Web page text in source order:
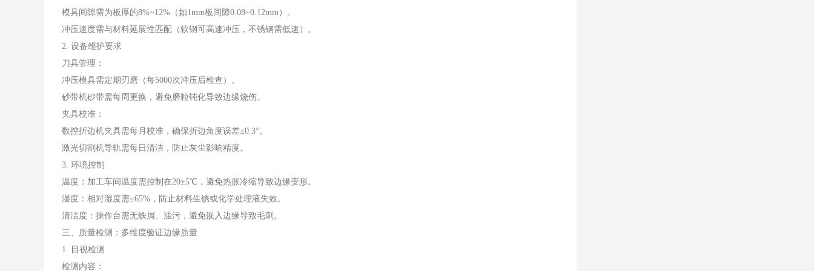
模具间隙需为板厚的8%~12%（如1mm板间隙0.08~0.12mm）。
冲压速度需与材料延展性匹配（软钢可高速冲压，不锈钢需低速）。
2. 设备维护要求
刀具管理：
冲压模具需定期刃磨（每5000次冲压后检查）。
砂带机砂带需每周更换，避免磨粒钝化导致边缘烧伤。
夹具校准：
数控折边机夹具需每月校准，确保折边角度误差≤0.3°。
激光切割机导轨需每日清洁，防止灰尘影响精度。
3. 环境控制
温度：加工车间温度需控制在20±5℃，避免热胀冷缩导致边缘变形。
湿度：相对湿度需≤65%，防止材料生锈或化学处理液失效。
清洁度：操作台需无铁屑、油污，避免嵌入边缘导致毛刺。
三、质量检测：多维度验证边缘质量
1. 目视检测
检测内容：